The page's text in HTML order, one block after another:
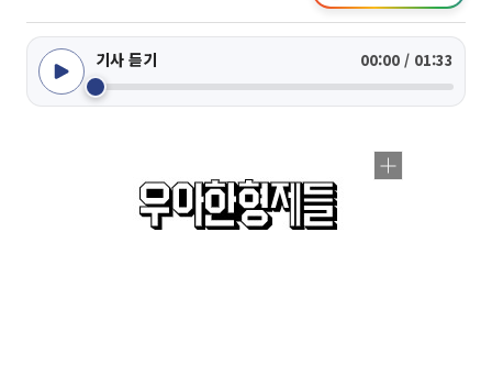
기사 듣기 00:00 / 01:33